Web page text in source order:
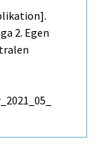
2. Egen